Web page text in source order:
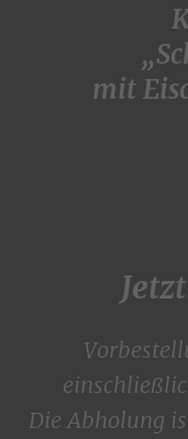
mit
Die Abholung